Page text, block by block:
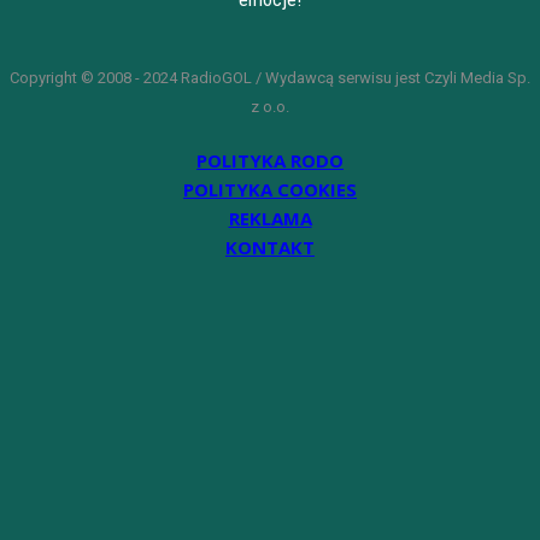
Copyright © 2008 - 2024 RadioGOL / Wydawcą serwisu jest Czyli Media Sp.
z o.o.
POLITYKA RODO
POLITYKA COOKIES
REKLAMA
KONTAKT